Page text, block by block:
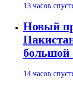
13 часов
Новый
большой
14 часов